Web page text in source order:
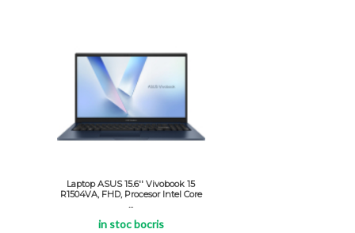
Laptop ASUS 15.6'' Vivobook 15
R1504VA, FHD, Procesor Intel Core
...
in stoc bocris